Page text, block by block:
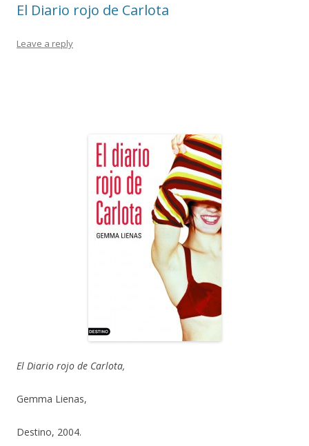
El Diario rojo de Carlota
Leave a reply
El Diario rojo de Carlota,
Gemma Lienas,
Destino, 2004.